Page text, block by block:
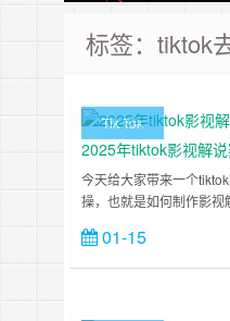
标签：tiktok
Tik Tok
2025年tiktok影视解
今天给大家带来一个
操，也就是如何制作影视
干货图文演示，教你如
的原创解说作品。为什么
品？tiktok作品如何变现
01-15